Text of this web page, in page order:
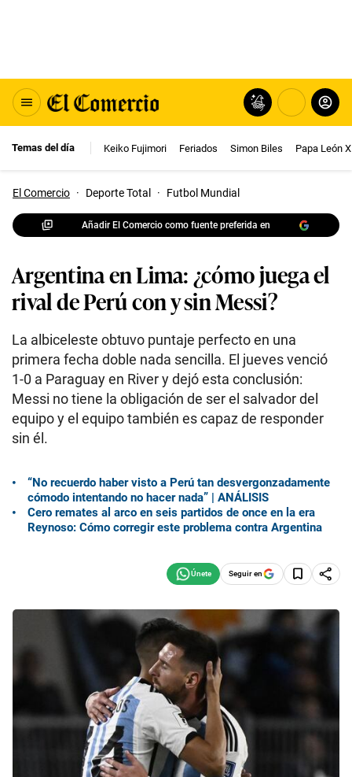
Temas del día Keiko Fujimori Feriados Simon Biles Papa León
El Comercio · Deporte Total · Futbol Mundial
Añadir El Comercio como fuente preferida en
Argentina en Lima: ¿cómo juega el
rival de Perú con y sin Messi?
La albiceleste obtuvo puntaje perfecto en una
primera fecha doble nada sencilla. El jueves venció
1-0 a Paraguay en River y dejó esta conclusión:
Messi no tiene la obligación de ser el salvador del
equipo y el equipo también es capaz de responder
sin él.
“No recuerdo haber visto a Perú tan desvergonzadamente
cómodo intentando no hacer nada” | ANÁLISIS
Cero remates al arco en seis partidos de once en la era
Reynoso: Cómo corregir este problema contra Argentina
Seguir en